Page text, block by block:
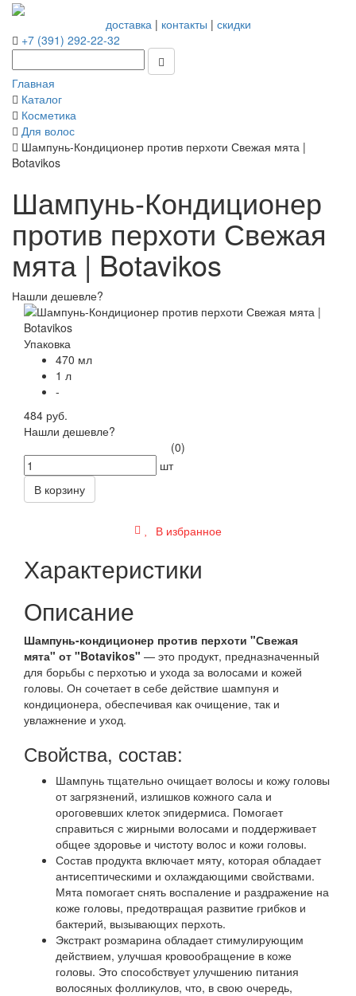
доставка| контакты | скидки
+7 (391) 292-22-32
Главная
Каталог
Косметика
Для волос
Шампунь-Кондиционер против перхоти Свежая мята |
Botavikos
Шампунь-Кондиционер
против перхоти Свежая
мята | Botavikos
Нашли дешевле?
Упаковка
470 мл
1 л
-
484 руб.
Нашли дешевле?
(0)
шт
В корзину
В избранное
Характеристики
Описание
Шампунь-кондиционер против перхоти "Свежая
мята" от "Botavikos" — это продукт, предназначенный
для борьбы с перхотью и ухода за волосами и кожей
головы. Он сочетает в себе действие шампуня и
кондиционера, обеспечивая как очищение, так и
увлажнение и уход.
Свойства, состав:
Шампунь тщательно очищает волосы и кожу головы
от загрязнений, излишков кожного сала и
ороговевших клеток эпидермиса. Помогает
справиться с жирными волосами и поддерживает
общее здоровье и чистоту волос и кожи головы.
Состав продукта включает мяту, которая обладает
антисептическими и охлаждающими свойствами.
Мята помогает снять воспаление и раздражение на
коже головы, предотвращая развитие грибков и
бактерий, вызывающих перхоть.
Экстракт розмарина обладает стимулирующим
действием, улучшая кровообращение в коже
головы. Это способствует улучшению питания
волосяных фолликулов, что, в свою очередь,